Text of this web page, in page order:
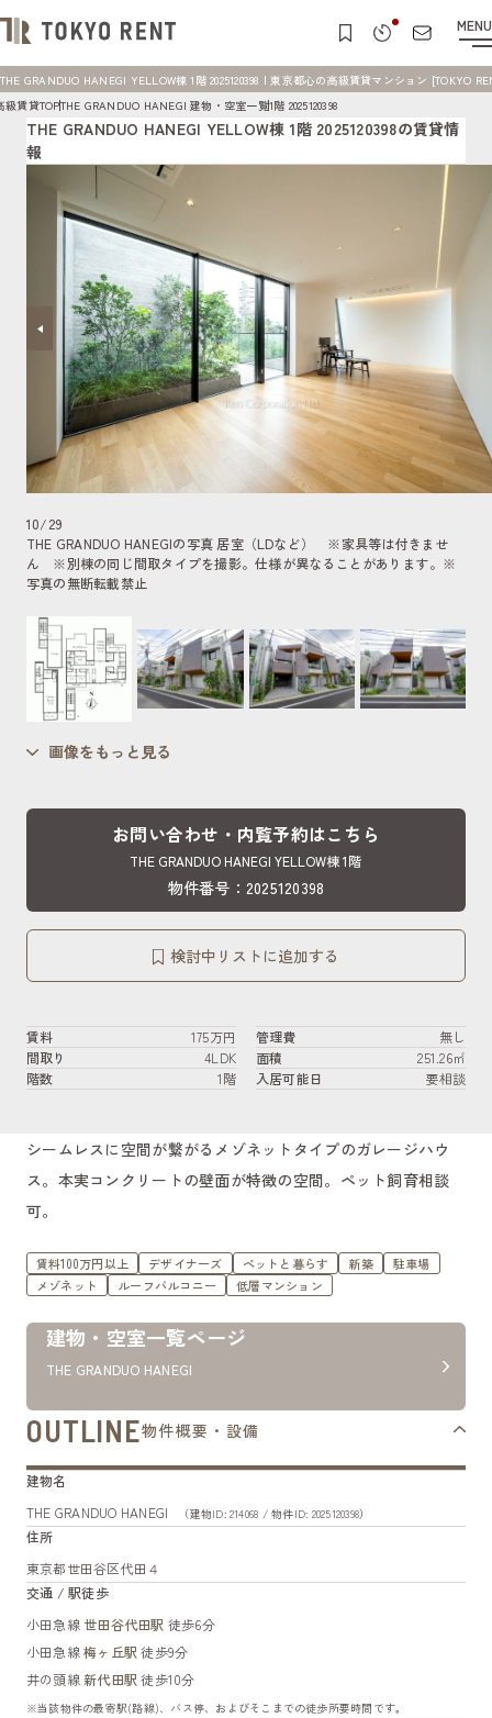
MENU
THE GRANDUO HANEGI YELLOW棟 1階 2025120398 | 東京都心の高級賃貸マンション [TOKYO
級賃貸TOPTHE GRANDUO HANEGI 建物・空室一覧1階 2025120398
THE GRANDUO HANEGI YELLOW棟 1階 2025120398の賃貸情
報
10/29
THE GRANDUO HANEGIの写真 居室（LDなど） ※家具等は付きませ
ん ※別棟の同じ間取タイプを撮影。仕様が異なることがあります。 ※
写真の無断転載禁止
画像をもっと見る
お問い合わせ・内覧予約はこちら
THE GRANDUO HANEGI YELLOW棟 1階
物件番号：2025120398
検討中リストに追加する
賃料 175万円 管理費
無し
間取り
4LDK 面積
251.26㎡
階数
1階 入居可能日 要相談
シームレスに空間が繋がるメゾネットタイプのガレージハウ
ス。本実コンクリートの壁面が特徴の空間。ペット飼育相談
可。
賃料100万円以上 デザイナーズ ペットと暮らす 新築
駐車場
メゾネット
ルーフバルコニー 低層マンション
建物・空室一覧ページ
THE GRANDUO HANEGI
OUTLINE物件概要・設備
建物名
THE GRANDUO HANEGI
（建物ID: 214068 / 物件ID: 2025120398）
住所
東京都世田谷区代田４
交通 / 駅徒歩
小田急線 世田谷代田駅 徒歩6分
小田急線梅ヶ丘駅 徒歩9分
井の頭線新代田駅 徒歩10分
※当該物件の最寄駅(路線)、バス停、およびそこまでの徒歩所要時間です。